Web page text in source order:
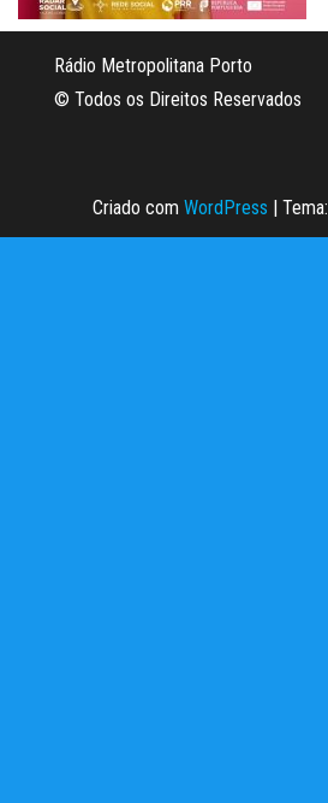
Rádio Metropolitana Porto
© Todos os Direitos Reservados
Criado com WordPress | Tema: